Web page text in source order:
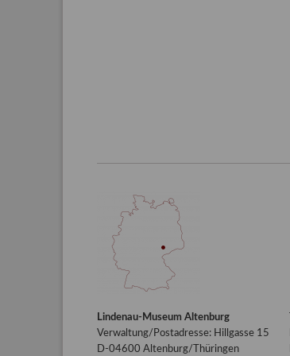
Lindenau-Museum Altenburg
Verwaltung/Postadresse: Hillgasse 15
D-04600 Altenburg/Thüringen